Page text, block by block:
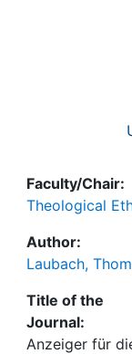
Faculty/Chair:
Theological
Author:
Laubach,
Title of the
Journal:
Anzeiger für